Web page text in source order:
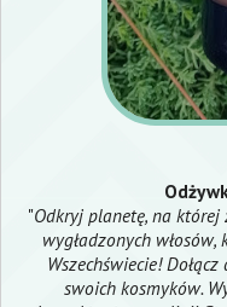
"Odkryj planetę, na
wygładzonych
Wszechświecie!
swoich kosmyków.